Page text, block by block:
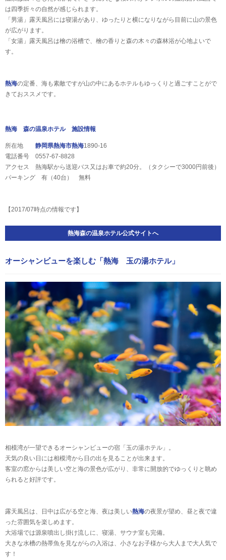
は四季折々の自然が感じられます。
「男湯」露天風呂には寝湯があり、ゆったりと横になりながら目前に山の景色
が広がります。
「女湯」露天風呂は檜の浴槽で、檜の香りと森の木々の森林浴が心地よいで
す。
熱海の定番、海も素敵ですが山の中にあるホテルもゆっくりと過ごすことがで
きておススメです。
熱海 森の温泉ホテル 施設情報
所在地 静岡県熱海市熱海1890-16
電話番号 0557-67-8828
アクセス 熱海駅から送迎バス又はお車で約20分。（タクシーで3000円前後）
パーキング 有（40台） 無料
【2017/07時点の情報です】
熱海森の温泉ホテル公式サイトへ
オーシャンビューを楽しむ「熱海 玉の湯ホテル」
相模湾が一望できるオーシャンビューの宿「玉の湯ホテル」。
天気の良い日には相模湾から日の出を見ることが出来ます。
客室の窓からは美しい空と海の景色が広がり、非常に開放的でゆっくりと眺め
られると好評です。
露天風呂は、日中は広がる空と海、夜は美しい熱海の夜景が望め、昼と夜で違
った雰囲気を楽しめます。
大浴場では源泉噴出し掛け流しに、寝湯、サウナ室も完備。
大きな水槽の熱帯魚を見ながらの入浴は、小さなお子様から大人まで大人気で
す！